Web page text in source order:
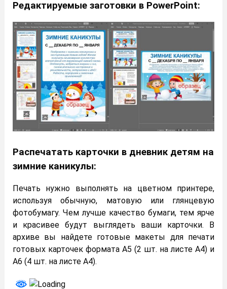
Редактируемые заготовки в PowerPoint:
Распечатать карточки в дневник детям на
зимние каникулы:
Печать нужно выполнять на цветном принтере,
используя обычную, матовую или глянцевую
фотобумагу. Чем лучше качество бумаги, тем ярче
и красивее будут выглядеть ваши карточки. В
архиве вы найдете готовые макеты для печати
готовых карточек формата А5 (2 шт. на листе А4) и
А6 (4 шт. на листе А4).